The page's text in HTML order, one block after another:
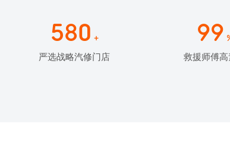
580 +
严选战略汽修门店
99
救援师傅高